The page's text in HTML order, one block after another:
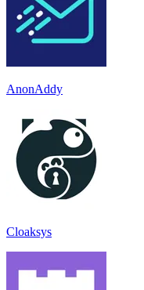
AnonAddy
Cloaksys